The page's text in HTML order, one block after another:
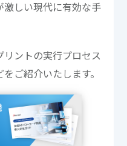
激しい現代に有効な手
ントの実行プロセス
ご紹介いたします。